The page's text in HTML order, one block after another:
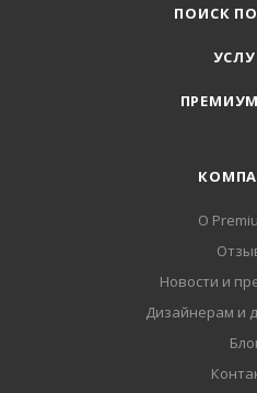
ПОИСК
О
Новости и
Дизайнерам и